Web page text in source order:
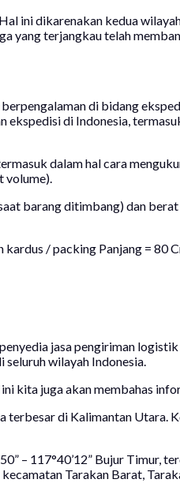
ini dikarenakan kedua
yang terjangkau telah
di bidang
di Indonesia,
dalam hal cara
volume).
barang ditimbang) dan
/ packing Panjang = 80
jasa pengiriman
seluruh wilayah Indonesia.
kita juga akan membahas
di Kalimantan Utara.
– 117°40’12” Bujur Timur,
Tarakan Barat,